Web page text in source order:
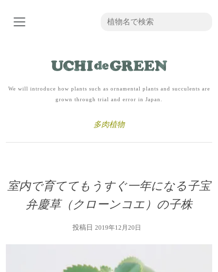
We will introduce how plants such as ornamental plants and succulents are
grown through trial and error in Japan.
多肉植物
室内で育ててもうすぐ一年になる子宝
弁慶草（クローンコエ）の子株
投稿日 2019年12月20日